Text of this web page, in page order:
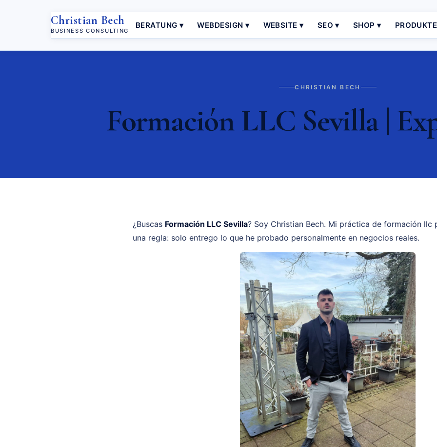
Christian Bech
BUSINESS CONSULTING
BERATUNG ▾ WEBDESIGN ▾ WEBSITE ▾ SEO ▾ SHOP ▾ PRODUKTE
CHRISTIAN BECH
Formación LLC Sevilla |
¿Buscas Formación LLC Sevilla? Soy Christian Bech. Mi práctica de formación llc
una regla: solo entrego lo que he probado personalmente en negocios reales.